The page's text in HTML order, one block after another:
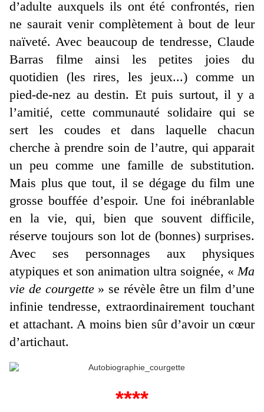
d’adulte auxquels ils ont été confrontés, rien
ne saurait venir complètement à bout de leur
naïveté. Avec beaucoup de tendresse, Claude
Barras filme ainsi les petites joies du
quotidien (les rires, les jeux...) comme un
pied-de-nez au destin. Et puis surtout, il y a
l’amitié, cette communauté solidaire qui se
sert les coudes et dans laquelle chacun
cherche à prendre soin de l’autre, qui apparait
un peu comme une famille de substitution.
Mais plus que tout, il se dégage du film une
grosse bouffée d’espoir. Une foi inébranlable
en la vie, qui, bien que souvent difficile,
réserve toujours son lot de (bonnes) surprises.
Avec ses personnages aux physiques
atypiques et son animation ultra soignée, «Ma
vie de courgette» se révèle être un film d’une
infinie tendresse, extraordinairement touchant
et attachant. A moins bien sûr d’avoir un cœur
d’artichaut.
****